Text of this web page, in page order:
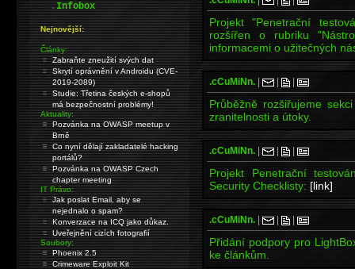
Projekt "Penetrační
rozšířen o rubriku
informacemi o užitečných
.cCuMiNn.
Průběžně rozšiřujeme
zranitelnosti a útoky.
.cCuMiNn.
Projekt Penetrační
Security Checklisty: [link]
.cCuMiNn.
Přidání podpory pro
ke článkům.
.Infobox
Nejnovější:
Články:
Zabraňte zneužití svých dat
Skrytí oprávnění v Androidu (CVE-
2019-2089)
Studie: Třetina českých e-shopů
má bezpečnostní problémy!
Aktuality:
Pozvánka na OWASP meetup v
Brně
Co nyní dělají zakladatelé hacking
portálů?
Pozvánka na OWASP Czech
chapter meeting
IT Právo:
Jak poslat Email, aby se
nejednalo o spam?
Konverzace na ICQ jako důkaz.
Uveřejnění cizích fotografií
Soubory:
Phoenix 2.5
Crimeware Exploit Kit